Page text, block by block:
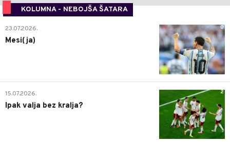
KOLUMNA - NEBOJŠA ŠATARA
0
23.07.2026.
Mesi(ja)
2
15.07.2026.
Ipak valja bez kralja?